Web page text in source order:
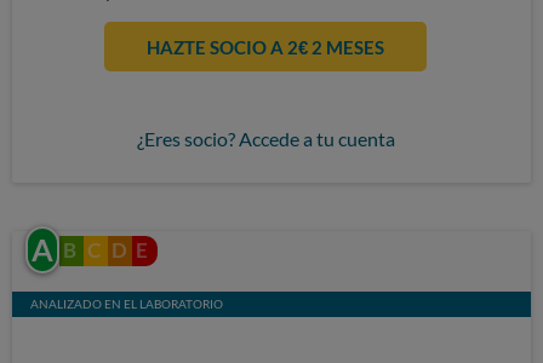
HAZTE SOCIO A 2€ 2 MESES
¿Eres socio? Accede a tu cuenta
A B C D E
ANALIZADO EN EL LABORATORIO